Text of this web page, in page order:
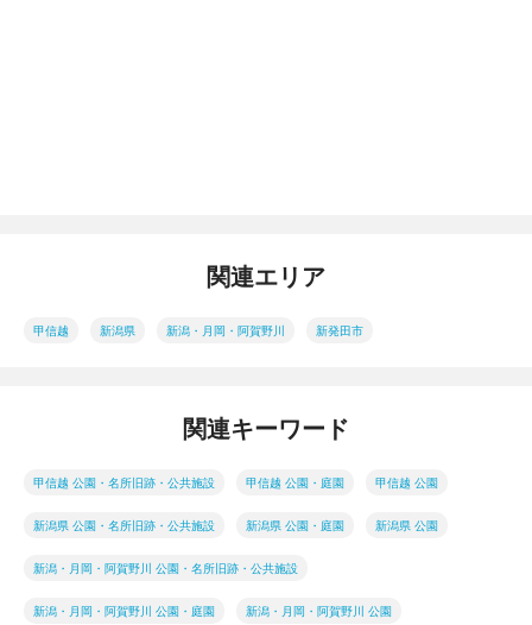
関連エリア
甲信越 新潟県 新潟・月岡・阿賀野川 新発田市
関連キーワード
甲信越 公園・名所旧跡・公共施設 甲信越 公園・庭園 甲信越 公園
新潟県 公園・名所旧跡・公共施設 新潟県 公園・庭園 新潟県 公園
新潟・月岡・阿賀野川 公園・名所旧跡・公共施設
新潟・月岡・阿賀野川 公園・庭園 新潟・月岡・阿賀野川 公園